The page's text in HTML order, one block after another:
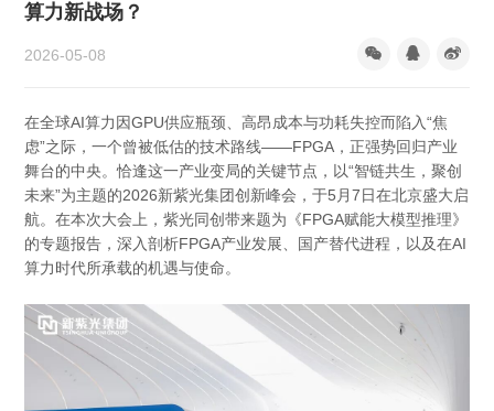
算力新战场？
2026-05-08
在全球AI算力因GPU供应瓶颈、高昂成本与功耗失控而陷入“焦
虑”之际，一个曾被低估的技术路线——FPGA，正强势回归产业
舞台的中央。恰逢这一产业变局的关键节点，以“智链共生，聚创
未来”为主题的2026新紫光集团创新峰会，于5月7日在北京盛大启
航。在本次大会上，紫光同创带来题为《FPGA赋能大模型推理》
的专题报告，深入剖析FPGA产业发展、国产替代进程，以及在AI
算力时代所承载的机遇与使命。